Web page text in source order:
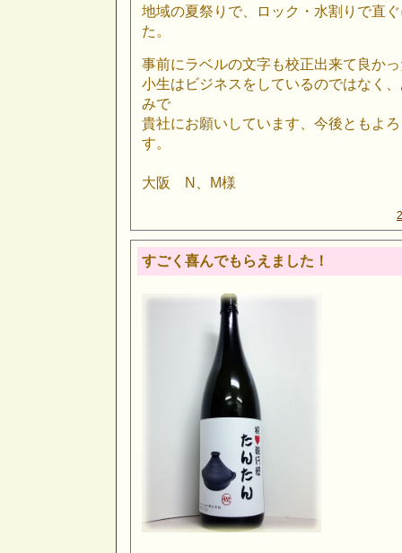
地域の夏祭りで、ロック・水割りで直
た。
事前にラベルの文字も校正出来て良か
小生はビジネスをしているのではなく
みで
貴社にお願いしています、今後ともよ
す。
大阪 N、M様
すごく喜んでもらえました！